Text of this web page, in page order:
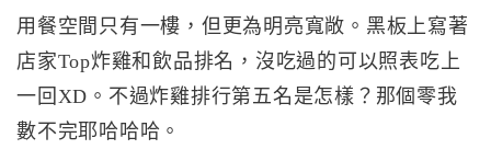
用餐空間只有一樓，但更為明亮寬敞。黑板上寫著
店家Top炸雞和飲品排名，沒吃過的可以照表吃上
一回XD。不過炸雞排行第五名是怎樣？那個零我
數不完耶哈哈哈。